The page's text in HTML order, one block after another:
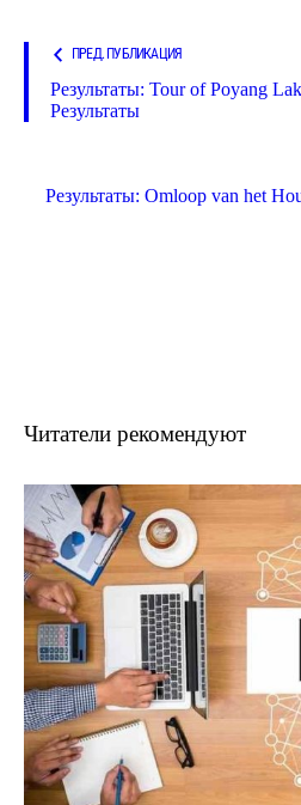
ПРЕД. ПУБЛИКАЦИЯ
Результаты: Tour of Poyang
Результаты
Результаты: Omloop van het
Читатели рекомендуют